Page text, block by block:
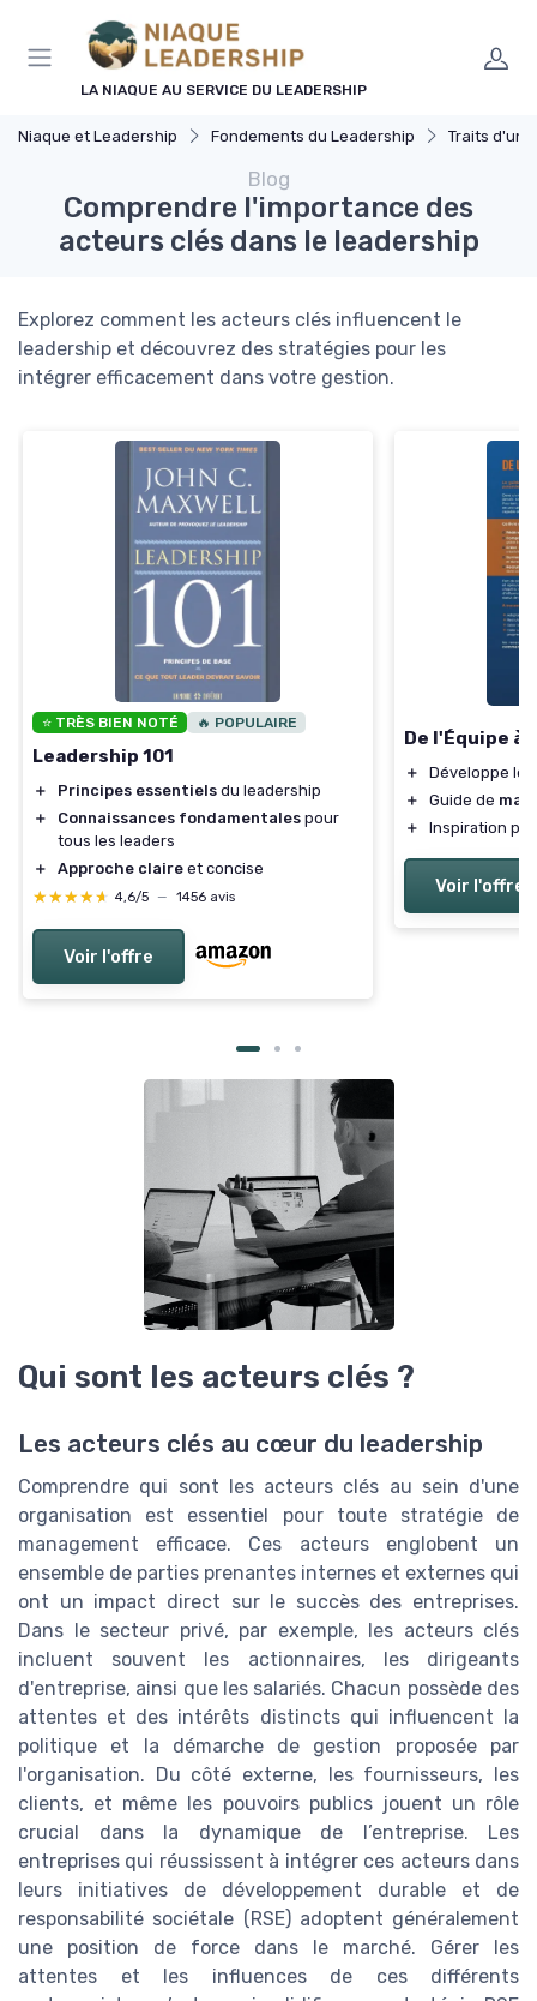
LA NIAQUE AU SERVICE DU LEADERSHIP
Niaque et Leadership Fondements du Leadership Traits d'un
Blog
Comprendre l'importance des
acteurs clés dans le leadership
Explorez comment les acteurs clés influencent le
leadership et découvrez des stratégies pour les
intégrer efficacement dans votre gestion.
⭐ TRÈS BIEN NOTÉ 🔥 POPULAIRE
Leadership 101
＋ Principes essentiels du leadership
＋
Connaissances fondamentales pour
tous les leaders
＋
Approche claire et concise
★★★★★
★★★★★ 4,6/5 — 1456 avis
Voir l'offre
De l'Équipe à
＋ Développe le
＋
Guide de
＋
Inspiration
Voir l'offre
Qui sont les acteurs clés ?
Les acteurs clés au cœur du leadership
Comprendre qui sont les acteurs clés au sein d'une
organisation est essentiel pour toute stratégie de
management efficace. Ces acteurs englobent un
ensemble de parties prenantes internes et externes qui
ont un impact direct sur le succès des entreprises.
Dans le secteur privé, par exemple, les acteurs clés
incluent souvent les actionnaires, les dirigeants
d'entreprise, ainsi que les salariés. Chacun possède des
attentes et des intérêts distincts qui influencent la
politique et la démarche de gestion proposée par
l'organisation. Du côté externe, les fournisseurs, les
clients, et même les pouvoirs publics jouent un rôle
crucial dans la dynamique de l’entreprise. Les
entreprises qui réussissent à intégrer ces acteurs dans
leurs initiatives de développement durable et de
responsabilité sociétale (RSE) adoptent généralement
une position de force dans le marché. Gérer les
attentes et les influences de ces différents